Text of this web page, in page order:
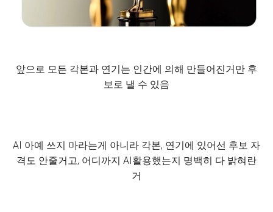
앞으로 모든 각본과 연기는 인간에 의해 만들어진거만 후
보로 낼 수 있음
AI 아예 쓰지 마라는게 아니라 각본, 연기에 있어선 후보 자
격도 안줄거고, 어디까지 AI활용했는지 명백히 다 밝혀란
거